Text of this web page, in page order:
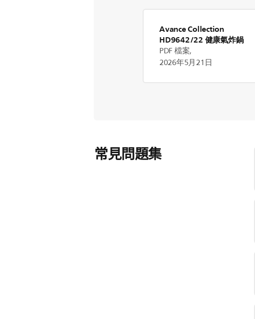
Avance Collection
HD9642/22 健康氣炸鍋
PDF 檔案,
2026年5月21日
常見問題集